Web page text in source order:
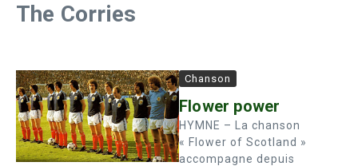
The Corries
Chanson
Flower power
HYMNE – La chanson
« Flower of Scotland »
accompagne depuis